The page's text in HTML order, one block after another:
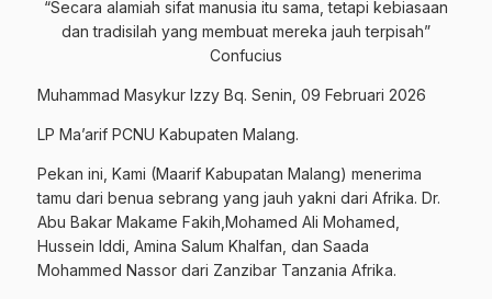
“Secara alamiah sifat manusia itu sama, tetapi kebiasaan
dan tradisilah yang membuat mereka jauh terpisah”
Confucius
Muhammad Masykur Izzy Bq. Senin, 09 Februari 2026
LP Ma’arif PCNU Kabupaten Malang.
Pekan ini, Kami (Maarif Kabupatan Malang) menerima
tamu dari benua sebrang yang jauh yakni dari Afrika. Dr.
Abu Bakar Makame Fakih,Mohamed Ali Mohamed,
Hussein Iddi, Amina Salum Khalfan, dan Saada
Mohammed Nassor dari Zanzibar Tanzania Afrika.